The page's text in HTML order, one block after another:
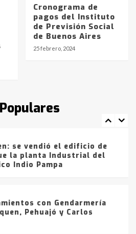
Cronograma de
pagos del Instituto
de Previsión Social
de Buenos Aires
25 febrero, 2024
Cereales de Bahía
que Agosto vendrá
y heladas, en gran parte
por
de drogas en la
sábado
se vendió el edificio de
la planta Industrial del
Indio Pampa
con Gendarmería
Pehuajó y Carlos